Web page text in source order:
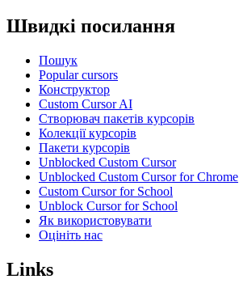
Швидкі посилання
Пошук
Popular cursors
Конструктор
Custom Cursor AI
Створювач пакетів курсорів
Колекції курсорів
Пакети курсорів
Unblocked Custom Cursor
Unblocked Custom Cursor for Chrome
Custom Cursor for School
Unblock Cursor for School
Як використовувати
Оцініть нас
Links